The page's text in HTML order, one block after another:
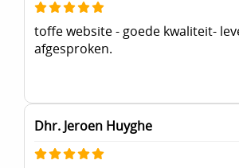
toffe website - goede kwaliteit-
afgesproken.
Dhr. Jeroen Huyghe